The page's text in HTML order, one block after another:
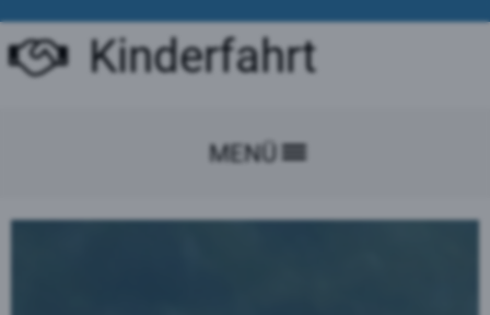
Kinderfahrt
MENÜ